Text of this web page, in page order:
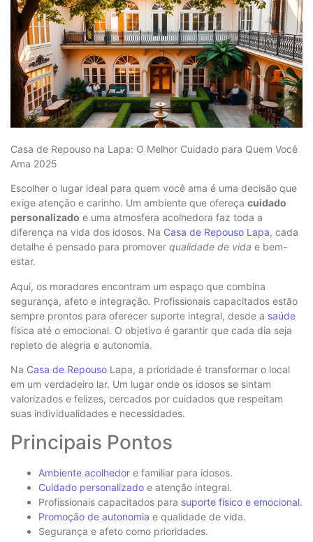
Casa de Repouso na Lapa: O Melhor Cuidado para Quem Você
Ama 2025
Escolher o lugar ideal para quem você ama é uma decisão que
exige atenção e carinho. Um ambiente que ofereça cuidado
personalizado e uma atmosfera acolhedora faz toda a
diferença na vida dos idosos. Na Casa de Repouso Lapa, cada
detalhe é pensado para promover qualidade de vida e bem-
estar.
Aqui, os moradores encontram um espaço que combina
segurança, afeto e integração. Profissionais capacitados estão
sempre prontos para oferecer suporte integral, desde a saúde
física até o emocional. O objetivo é garantir que cada dia seja
repleto de alegria e autonomia.
Na Casa de Repouso Lapa, a prioridade é transformar o local
em um verdadeiro lar. Um lugar onde os idosos se sintam
valorizados e felizes, cercados por cuidados que respeitam
suas individualidades e necessidades.
Principais Pontos
Ambiente acolhedor e familiar para idosos.
Cuidado personalizado e atenção integral.
Profissionais capacitados para suporte físico e emocional.
Promoção de autonomia e qualidade de vida.
Segurança e afeto como prioridades.